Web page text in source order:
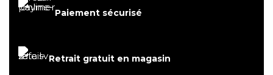
Paiement sécurisé
Retrait gratuit en magasin